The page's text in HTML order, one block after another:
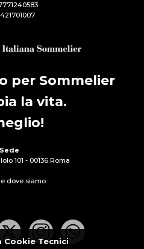
per Sommelier
la vita.
Sede
101 - 00136 Roma
dove siamo
Tecnici